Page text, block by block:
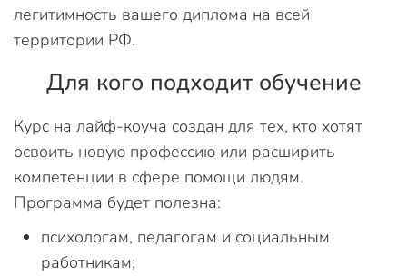
легитимность вашего диплома на всей
территории РФ.
Для кого подходит обучение
Курс на лайф-коуча создан для тех, кто хотят
освоить новую профессию или расширить
компетенции в сфере помощи людям.
Программа будет полезна:
психологам, педагогам и социальным
работникам;